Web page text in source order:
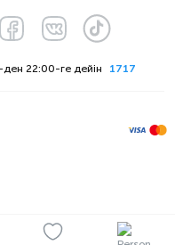
1717
22:00-ге дейін